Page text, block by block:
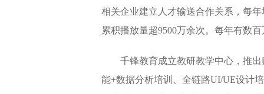
相关企业建立人才输送合作关系，每
累积播放量超9500万余次。每年有数
千锋教育成立教研教学中心，推
能+数据分析培训、全链路UI/UE设计